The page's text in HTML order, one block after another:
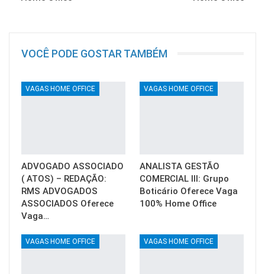
VOCÊ PODE GOSTAR TAMBÉM
VAGAS HOME OFFICE
ADVOGADO ASSOCIADO
( ATOS) – REDAÇÃO:
RMS ADVOGADOS
ASSOCIADOS Oferece
Vaga…
VAGAS HOME OFFICE
ANALISTA GESTÃO
COMERCIAL III: Grupo
Boticário Oferece Vaga
100% Home Office
VAGAS HOME OFFICE VAGAS HOME OFFICE